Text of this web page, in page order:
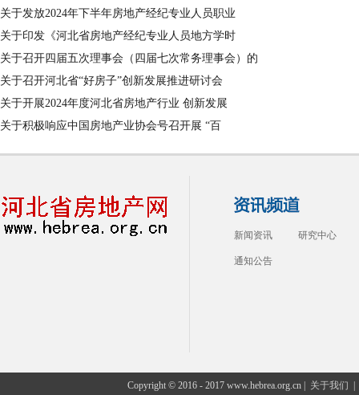
关于发放2024年下半年房地产经纪专业人员职业
关于印发《河北省房地产经纪专业人员地方学时
关于召开四届五次理事会（四届七次常务理事会）的
关于召开河北省“好房子”创新发展推进研讨会
关于开展2024年度河北省房地产行业 创新发展
关于积极响应中国房地产业协会号召开展 “百
新闻资讯 研究中心
通知公告
Copyright © 2016 - 2017 www.hebrea.org.cn | 关于我们